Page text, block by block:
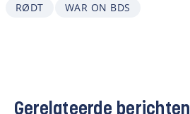
RØDT
WAR ON BDS
Gerelateerde berichten